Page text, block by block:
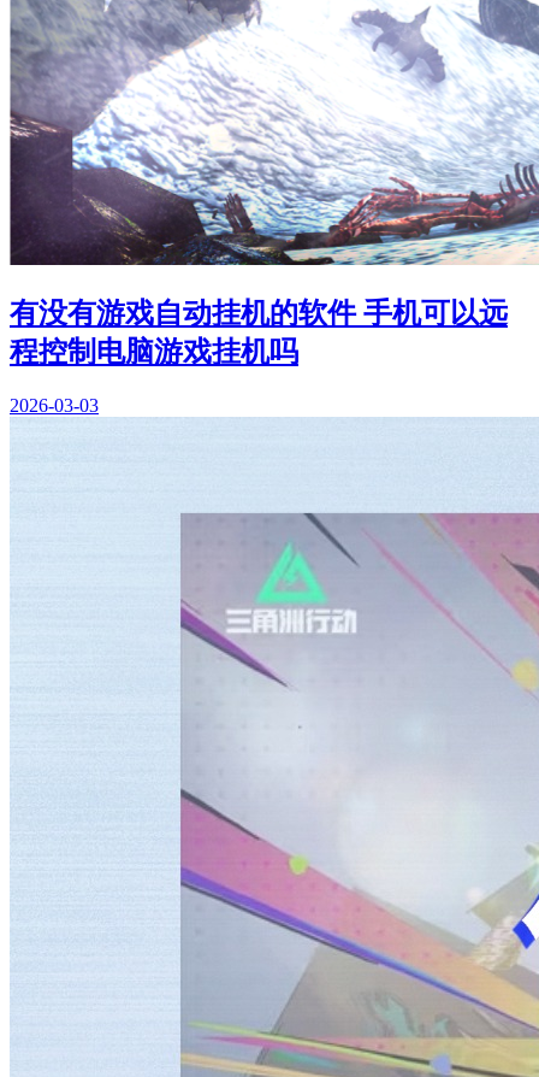
有没有游戏自动挂机的软件 手机可以远
程控制电脑游戏挂机吗
2026-03-03